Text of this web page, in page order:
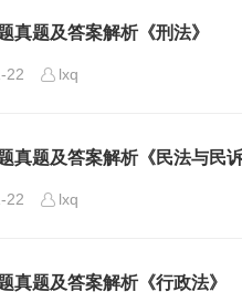
真题及答案解析《刑法》
22 lxq
真题及答案解析《民法与民诉
22 lxq
真题及答案解析《行政法》